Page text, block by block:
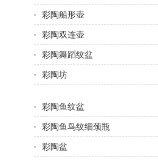
彩陶船形壶
彩陶双连壶
彩陶舞蹈纹盆
彩陶坊
彩陶鱼纹盆
彩陶鱼鸟纹细颈瓶
彩陶盆